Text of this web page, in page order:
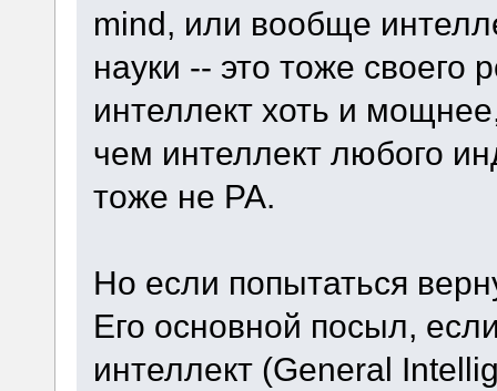
mind, или вообще
науки -- это тоже своего
интеллект хоть и
чем интеллект любого
тоже не РА.
Но если попытаться
Его основной посыл,
интеллект (General